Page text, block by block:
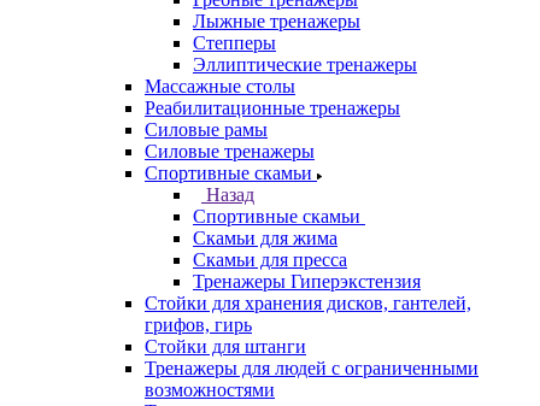
Лыжные тренажеры
Степперы
Эллиптические тренажеры
Массажные столы
Реабилитационные тренажеры
Силовые рамы
Силовые тренажеры
Спортивные скамьи
Назад
Спортивные скамьи
Скамьи для жима
Скамьи для пресса
Тренажеры Гиперэкстензия
Стойки для хранения дисков, гантелей,
грифов, гирь
Стойки для штанги
Тренажеры для людей с ограниченными
возможностями